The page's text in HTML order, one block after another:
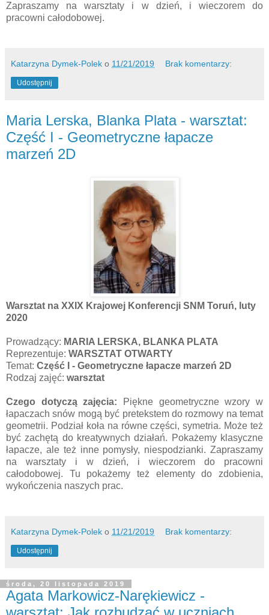
Zapraszamy na warsztaty i w dzień, i wieczorem do
pracowni całodobowej.
Katarzyna Dymek-Polek o 11/21/2019 Brak komentarzy:
Udostępnij
Maria Lerska, Blanka Plata - warsztat:
Część I - Geometryczne łapacze
marzeń 2D
Warsztat na XXIX Krajowej Konferencji SNM Toruń, luty
2020
Prowadzący: MARIA LERSKA, BLANKA PLATA
Reprezentuje: WARSZTAT OTWARTY
Temat: Część I - Geometryczne łapacze marzeń 2D
Rodzaj zajęć: warsztat
Czego dotyczą zajęcia:
Piękne geometryczne wzory w
łapaczach snów mogą być pretekstem do rozmowy na temat
geometrii. Podział koła na równe części, symetria. Może też
być zachętą do kreatywnych działań. Pokażemy klasyczne
łapacze, ale też inne pomysły, niespodzianki. Zapraszamy
na warsztaty i w dzień, i wieczorem do pracowni
całodobowej. Tu pokażemy też elementy do zdobienia,
wykończenia naszych prac.
Katarzyna Dymek-Polek o 11/21/2019 Brak komentarzy:
Udostępnij
środa, 20 listopada 2019
Agata Markowicz-Narękiewicz -